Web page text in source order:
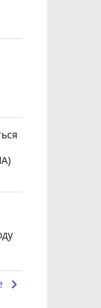
keyboard_arrow_right